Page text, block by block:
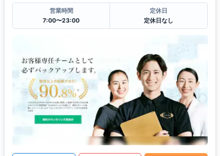
営業時間
7:00〜23:00
定休日
定休日なし